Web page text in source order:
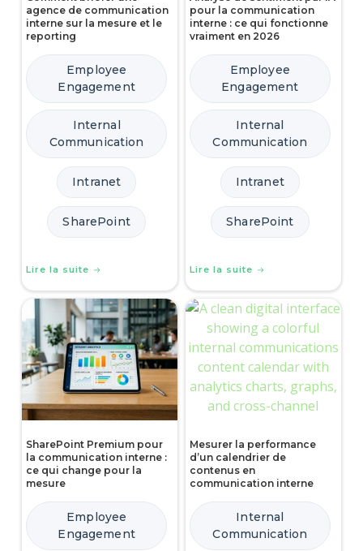
agence de communication
interne sur la mesure et le
reporting
Employee
Engagement
Internal
Communication
Intranet
SharePoint
Lire la suite
pour la communication
interne : ce qui fonctionne
vraiment en 2026
Employee
Engagement
Internal
Communication
Intranet
SharePoint
Lire la suite
SharePoint Premium pour
la communication interne :
ce qui change pour la
mesure
Employee
Engagement
Mesurer la performance
d’un calendrier de
contenus en
communication interne
Internal
Communication